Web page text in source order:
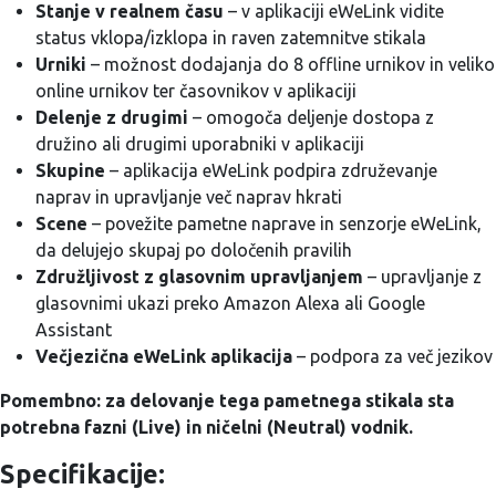
Stanje v realnem času – v aplikaciji eWeLink vidite
status vklopa/izklopa in raven zatemnitve stikala
Urniki – možnost dodajanja do 8 offline urnikov in veliko
online urnikov ter časovnikov v aplikaciji
Delenje z drugimi – omogoča deljenje dostopa z
družino ali drugimi uporabniki v aplikaciji
Skupine – aplikacija eWeLink podpira združevanje
naprav in upravljanje več naprav hkrati
Scene – povežite pametne naprave in senzorje eWeLink,
da delujejo skupaj po določenih pravilih
Združljivost z glasovnim upravljanjem – upravljanje z
glasovnimi ukazi preko Amazon Alexa ali Google
Assistant
Večjezična eWeLink aplikacija – podpora za več jezikov
Pomembno: za delovanje tega pametnega stikala sta
potrebna fazni (Live) in ničelni (Neutral) vodnik.
Specifikacije: